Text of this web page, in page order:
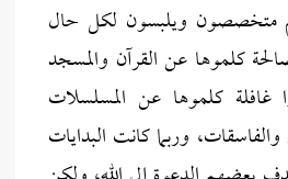
متخصصون ويلبسون لكل حال
كلموها عن القرآن والمسجد
غافلة كلموها عن المسلسلات
وربما كانت البدايات